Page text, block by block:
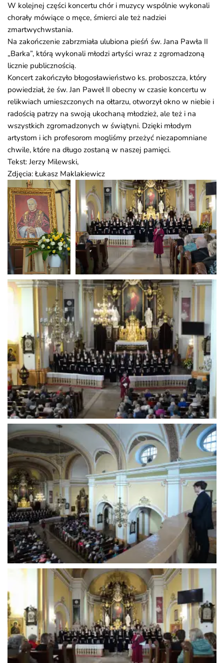
W kolejnej części koncertu chór i muzycy wspólnie wykonali
chorały mówiące o męce, śmierci ale też nadziei
zmartwychwstania.
Na zakończenie zabrzmiała ulubiona pieśń św. Jana Pawła II
„Barka”, którą wykonali młodzi artyści wraz z zgromadzoną
licznie publicznością.
Koncert zakończyło błogosławieństwo ks. proboszcza, który
powiedział, że św. Jan Paweł II obecny w czasie koncertu w
relikwiach umieszczonych na ołtarzu, otworzył okno w niebie i
radością patrzy na swoją ukochaną młodzież, ale też i na
wszystkich zgromadzonych w świątyni. Dzięki młodym
artystom i ich profesorom mogliśmy przeżyć niezapomniane
chwile, które na długo zostaną w naszej pamięci.
Tekst: Jerzy Milewski,
Zdjęcia: Łukasz Maklakiewicz